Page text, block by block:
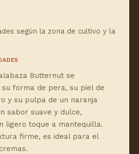
según la zona de cultivo y la
Butternut se
forma de pera, su piel de
y su pulpa de un naranja
sabor suave y dulce,
ligero toque a mantequilla.
firme, es ideal para el